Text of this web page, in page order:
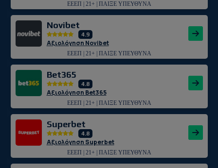
ΕΕΕΠ | 21+ | ΠΑΙΞΕ ΥΠΕΥΘΥΝΑ
Novibet
4.9
Αξιολόγηση Novibet
ΕΕΕΠ | 21+ | ΠΑΙΞΕ ΥΠΕΥΘΥΝΑ
Bet365
4.8
Αξιολόγηση Bet365
ΕΕΕΠ | 21+ | ΠΑΙΞΕ ΥΠΕΥΘΥΝΑ
Superbet
4.8
Αξιολόγηση Superbet
ΕΕΕΠ | 21+ | ΠΑΙΞΕ ΥΠΕΥΘΥΝΑ